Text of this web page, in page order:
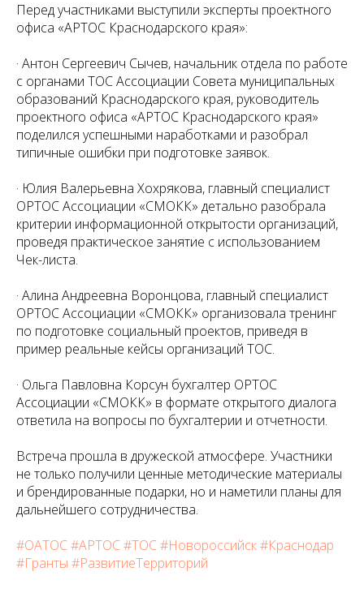
Перед участниками выступили эксперты проектного
офиса «АРТОС Краснодарского края»:
· Антон Сергеевич Сычев, начальник отдела по работе
с органами ТОС Ассоциации Совета муниципальных
образований Краснодарского края, руководитель
проектного офиса «АРТОС Краснодарского края»
поделился успешными наработками и разобрал
типичные ошибки при подготовке заявок.
· Юлия Валерьевна Хохрякова, главный специалист
ОРТОС Ассоциации «СМОКК» детально разобрала
критерии информационной открытости организаций,
проведя практическое занятие с использованием
Чек-листа.
· Алина Андреевна Воронцова, главный специалист
ОРТОС Ассоциации «СМОКК» организовала тренинг
по подготовке социальный проектов, приведя в
пример реальные кейсы организаций ТОС.
· Ольга Павловна Корсун бухгалтер ОРТОС
Ассоциации «СМОКК» в формате открытого диалога
ответила на вопросы по бухгалтерии и отчетности.
Встреча прошла в дружеской атмосфере. Участники
не только получили ценные методические материалы
и брендированные подарки, но и наметили планы для
дальнейшего сотрудничества.
#ОАТОС#АРТОС#ТОС#Новороссийск#Краснодар
#Гранты #РазвитиеТерриторий